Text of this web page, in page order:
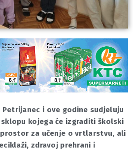
Petrijanec i ove godine sudjeluju
kojega će izgraditi školski
za učenje o vrtlarstvu, ali
zdravoj prehrani i